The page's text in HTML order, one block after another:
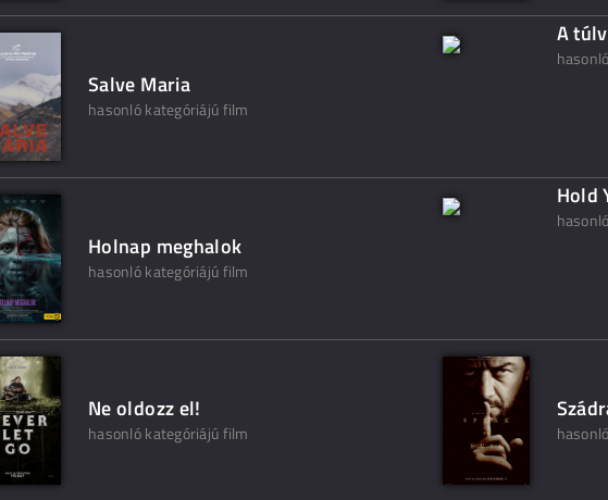
Salve Maria
hasonló kategóriájú film
A
Holnap meghalok
hasonló kategóriájú film
Hold
Ne oldozz el!
hasonló kategóriájú film